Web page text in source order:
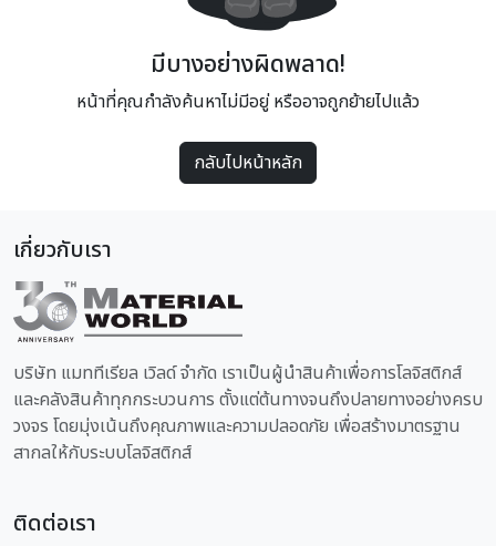
มีบางอย่างผิดพลาด!
หน้าที่คุณกำลังค้นหาไม่มีอยู่ หรืออาจถูกย้ายไปแล้ว
กลับไปหน้าหลัก
เกี่ยวกับเรา
บริษัท แมททีเรียล เวิลด์ จำกัด เราเป็นผู้นำสินค้าเพื่อการโลจิสติกส์
และคลังสินค้าทุกกระบวนการ ตั้งแต่ต้นทางจนถึงปลายทางอย่างครบ
วงจร โดยมุ่งเน้นถึงคุณภาพและความปลอดภัย เพื่อสร้างมาตรฐาน
สากลให้กับระบบโลจิสติกส์
ติดต่อเรา